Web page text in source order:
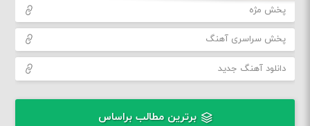
پخش مژه
پخش سراسری آهنگ
دانلود آهنگ جدید
برترین مطالب براساس